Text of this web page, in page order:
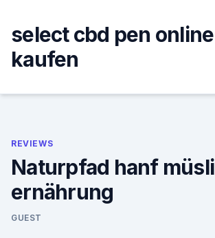
content
select cbd pen online
kaufen
REVIEWS
Naturpfad hanf müsli
ernährung
GUEST